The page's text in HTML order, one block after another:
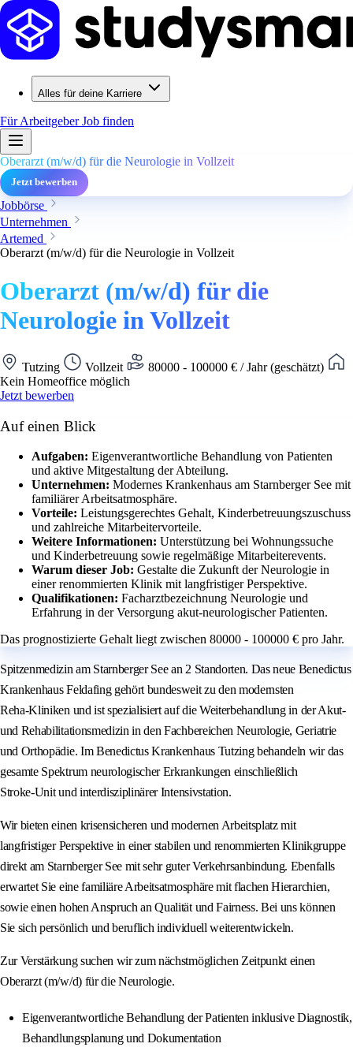
Alles für deine Karriere
Für ArbeitgeberJob finden
Oberarzt (m/w/d) für die Neurologie in Vollzeit
Jetzt bewerben
Jobbörse
Unternehmen
Artemed
Oberarzt (m/w/d) für die Neurologie in Vollzeit
Oberarzt (m/w/d) für die
Neurologie in Vollzeit
Tutzing Vollzeit
80000 - 100000 € / Jahr (geschätzt)
Kein Homeoffice möglich
Jetzt bewerben
Auf einen Blick
Aufgaben: Eigenverantwortliche Behandlung von Patienten
und aktive Mitgestaltung der Abteilung.
Unternehmen: Modernes Krankenhaus am Starnberger See mit
familiärer Arbeitsatmosphäre.
Vorteile: Leistungsgerechtes Gehalt, Kinderbetreuungszuschuss
und zahlreiche Mitarbeitervorteile.
Weitere Informationen: Unterstützung bei Wohnungssuche
und Kinderbetreuung sowie regelmäßige Mitarbeiterevents.
Warum dieser Job: Gestalte die Zukunft der Neurologie in
einer renommierten Klinik mit langfristiger Perspektive.
Qualifikationen: Facharztbezeichnung Neurologie und
Erfahrung in der Versorgung akut-neurologischer Patienten.
Das prognostizierte Gehalt liegt zwischen 80000 - 100000 € pro Jahr.
Spitzenmedizin am Starnberger See an 2 Standorten. Das neue Benedictus
Krankenhaus Feldafing gehört bundesweit zu den modernsten
Reha‑Kliniken und ist spezialisiert auf die Weiterbehandlung in der Akut‑
und Rehabilitationsmedizin in den Fachbereichen Neurologie, Geriatrie
und Orthopädie. Im Benedictus Krankenhaus Tutzing behandeln wir das
gesamte Spektrum neurologischer Erkrankungen einschließlich
Stroke‑Unit und interdisziplinärer Intensivstation.
Wir bieten einen krisensicheren und modernen Arbeitsplatz mit
langfristiger Perspektive in einer stabilen und renommierten Klinikgruppe
direkt am Starnberger See mit sehr guter Verkehrsanbindung. Ebenfalls
erwartet Sie eine familiäre Arbeitsatmosphäre mit flachen Hierarchien,
sowie einen hohen Anspruch an Qualität und Fairness. Bei uns können
Sie sich persönlich und beruflich individuell weiterentwickeln.
Zur Verstärkung suchen wir zum nächstmöglichen Zeitpunkt einen
Oberarzt (m/w/d) für die Neurologie.
Eigenverantwortliche Behandlung der Patienten inklusive Diagnostik,
Behandlungsplanung und Dokumentation